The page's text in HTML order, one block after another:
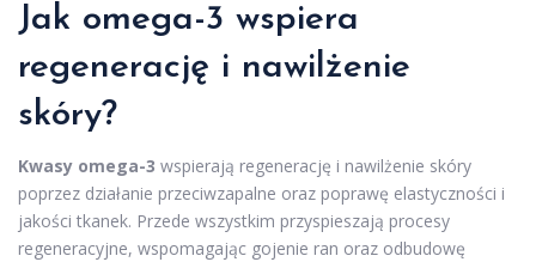
Jak omega-3 wspiera
regenerację i nawilżenie
skóry?
Kwasy omega-3 wspierają regenerację i nawilżenie skóry
poprzez działanie przeciwzapalne oraz poprawę elastyczności i
jakości tkanek. Przede wszystkim przyspieszają procesy
regeneracyjne, wspomagając gojenie ran oraz odbudowę